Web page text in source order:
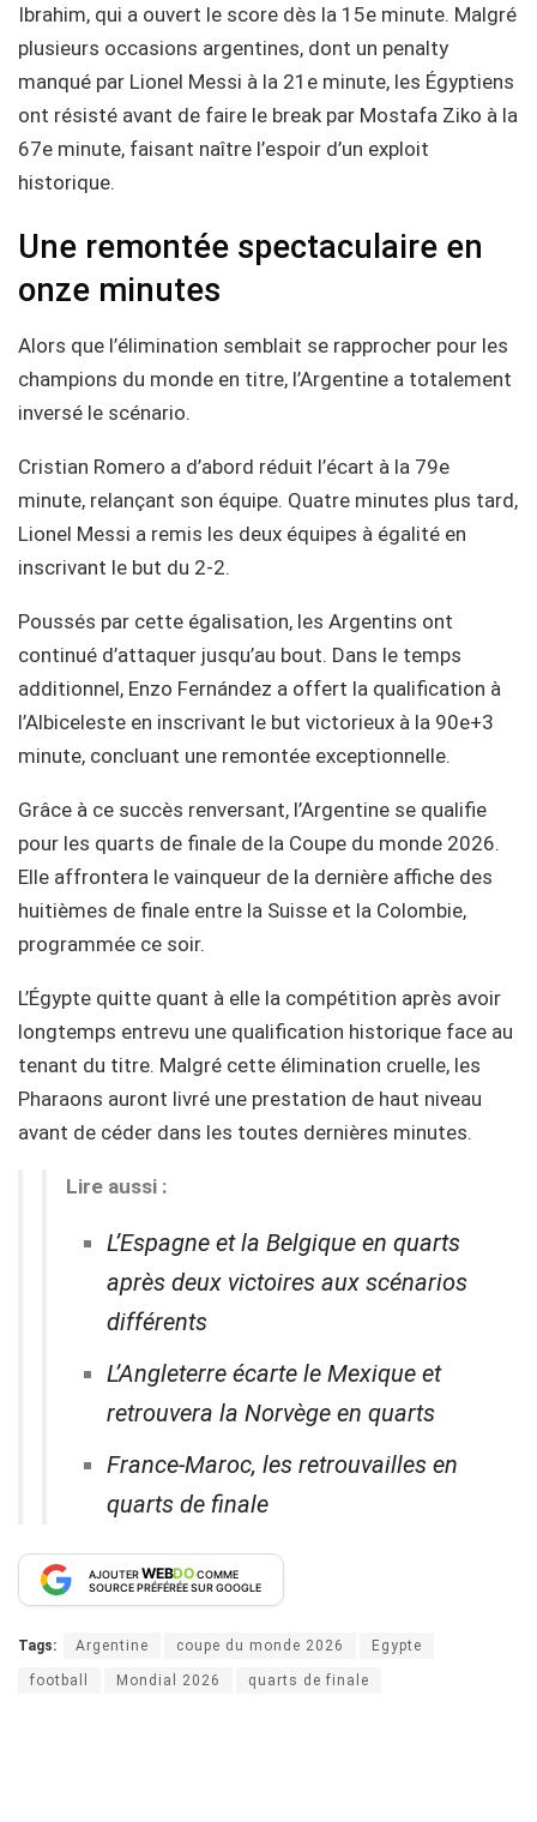
Ibrahim, qui a ouvert le score dès la 15e minute. Malgré
plusieurs occasions argentines, dont un penalty
manqué par Lionel Messi à la 21e minute, les Égyptiens
ont résisté avant de faire le break par Mostafa Ziko à la
67e minute, faisant naître l’espoir d’un exploit
historique.
Une remontée spectaculaire en
onze minutes
Alors que l’élimination semblait se rapprocher pour les
champions du monde en titre, l’Argentine a totalement
inversé le scénario.
Cristian Romero a d’abord réduit l’écart à la 79e
minute, relançant son équipe. Quatre minutes plus tard,
Lionel Messi a remis les deux équipes à égalité en
inscrivant le but du 2-2.
Poussés par cette égalisation, les Argentins ont
continué d’attaquer jusqu’au bout. Dans le temps
additionnel, Enzo Fernández a offert la qualification à
l’Albiceleste en inscrivant le but victorieux à la 90e+3
minute, concluant une remontée exceptionnelle.
Grâce à ce succès renversant, l’Argentine se qualifie
pour les quarts de finale de la Coupe du monde 2026.
Elle affrontera le vainqueur de la dernière affiche des
huitièmes de finale entre la Suisse et la Colombie,
programmée ce soir.
L’Égypte quitte quant à elle la compétition après avoir
longtemps entrevu une qualification historique face au
tenant du titre. Malgré cette élimination cruelle, les
Pharaons auront livré une prestation de haut niveau
avant de céder dans les toutes dernières minutes.
Lire aussi :
L’Espagne et la Belgique en quarts
après deux victoires aux scénarios
différents
L’Angleterre écarte le Mexique et
retrouvera la Norvège en quarts
France-Maroc, les retrouvailles en
quarts de finale
AJOUTERWEBDOCOMME
SOURCE PRÉFÉRÉE SUR GOOGLE
Tags: Argentine coupe du monde 2026 Egypte
football Mondial 2026 quarts de finale